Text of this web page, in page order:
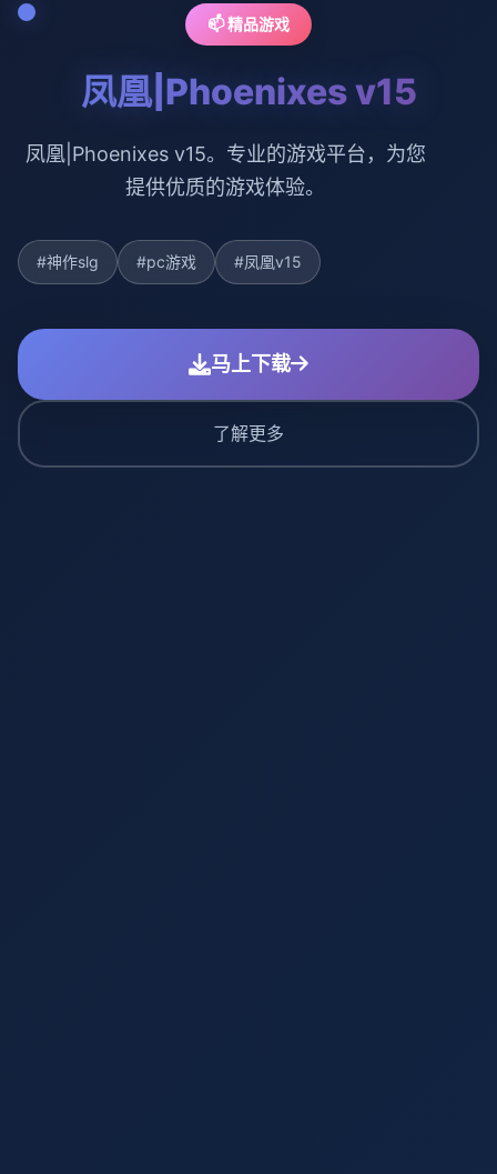
📫 精品游戏
凤凰|Phoenixes v15
凤凰|Phoenixes v15。专业的游戏平台，为您
提供优质的游戏体验。
#神作slg #pc游戏 #凤凰v15
马上下载
了解更多